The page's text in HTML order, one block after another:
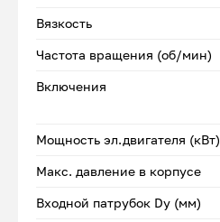
Вязкость
Частота вращения (об/мин)
Включения
Мощность эл.двигателя (кВт)
Макс. давление в корпусе
Входной патрубок Dу (мм)